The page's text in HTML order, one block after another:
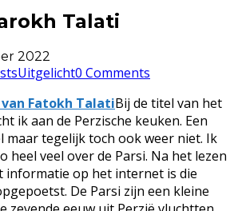
Talati
2022
Uitgelicht0 Comments
Bij de titel van het
ik aan de Perzische keuken. Een
maar tegelijk toch ook weer niet. Ik
heel veel over de Parsi. Na het lezen
informatie op het internet is die
De Parsi zijn een kleine